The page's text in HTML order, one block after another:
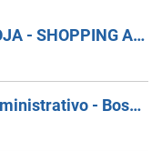
SUPERVISOR DE LOJA - SHOPPING ARICANDUVA
Chefe De Seção Administrativo - Bosque Da Saúde (571106)